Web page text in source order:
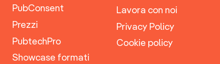
PubConsent
Prezzi
PubtechPro
Showcase formati
Lavora con noi
Privacy Policy
Cookie policy